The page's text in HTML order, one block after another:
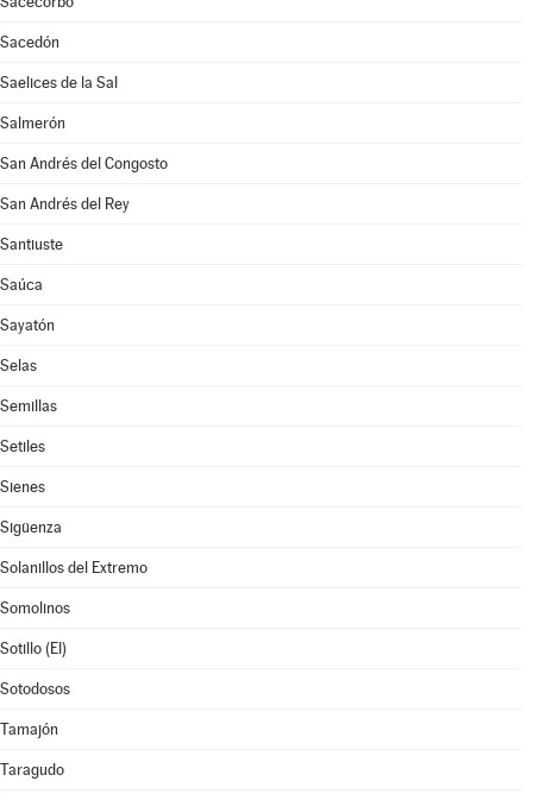
Sacedón
Saelices de la Sal
Salmerón
San Andrés del Congosto
San Andrés del Rey
Santiuste
Saúca
Sayatón
Selas
Semillas
Setiles
Sienes
Sigüenza
Solanillos del Extremo
Somolinos
Sotillo (El)
Sotodosos
Tamajón
Taragudo